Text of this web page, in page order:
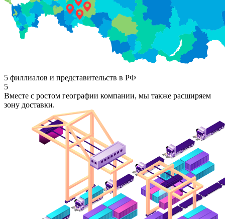
5 филлиалов и представительств в РФ
5
Вместе с ростом географии компании, мы также расширяем
зону доставки.